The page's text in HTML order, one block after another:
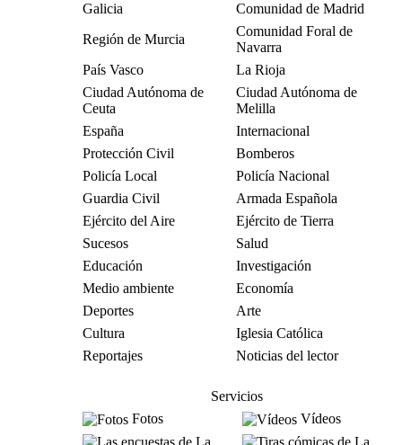
Galicia
Comunidad de Madrid
Región de Murcia
Comunidad Foral de
Navarra
País Vasco
La Rioja
Ciudad Autónoma de
Ceuta
Ciudad Autónoma de
Melilla
España
Internacional
Protección Civil
Bomberos
Policía Local
Policía Nacional
Guardia Civil
Armada Española
Ejército del Aire
Ejército de Tierra
Sucesos
Salud
Educación
Investigación
Medio ambiente
Economía
Deportes
Arte
Cultura
Iglesia Católica
Reportajes
Noticias del lector
Servicios
Fotos
Vídeos